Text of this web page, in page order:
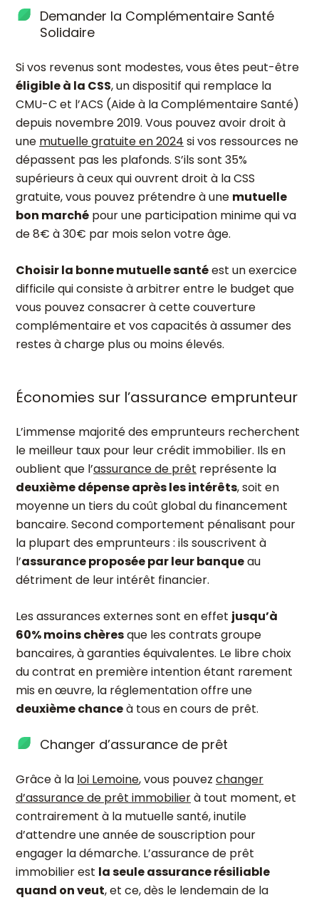
Demander la Complémentaire Santé
Solidaire
Si vos revenus sont modestes, vous êtes peut-être
éligible à la CSS, un dispositif qui remplace la
CMU-C et l’ACS (Aide à la Complémentaire Santé)
depuis novembre 2019. Vous pouvez avoir droit à
une mutuelle gratuite en 2024 si vos ressources ne
dépassent pas les plafonds. S’ils sont 35%
supérieurs à ceux qui ouvrent droit à la CSS
gratuite, vous pouvez prétendre à une mutuelle
bon marché pour une participation minime qui va
de 8€ à 30€ par mois selon votre âge.
Choisir la bonne mutuelle santéest un exercice
difficile qui consiste à arbitrer entre le budget que
vous pouvez consacrer à cette couverture
complémentaire et vos capacités à assumer des
restes à charge plus ou moins élevés.
Économies sur l’assurance emprunteur
L’immense majorité des emprunteurs recherchent
le meilleur taux pour leur crédit immobilier. Ils en
oublient que l’assurance de prêt représente la
deuxième dépense après les intérêts, soit en
moyenne un tiers du coût global du financement
bancaire. Second comportement pénalisant pour
la plupart des emprunteurs : ils souscrivent à
l’assurance proposée par leur banqueau
détriment de leur intérêt financier.
Les assurances externes sont en effet jusqu’à
60% moins chèresque les contrats groupe
bancaires, à garanties équivalentes. Le libre choix
du contrat en première intention étant rarement
mis en œuvre, la réglementation offre une
deuxième chanceà tous en cours de prêt.
Changer d’assurance de prêt
Grâce à la loi Lemoine, vous pouvez changer
d’assurance de prêt immobilierà tout moment, et
contrairement à la mutuelle santé, inutile
d’attendre une année de souscription pour
engager la démarche. L’assurance de prêt
immobilier est la seule assurance résiliable
quand on veut, et ce, dès le lendemain de la